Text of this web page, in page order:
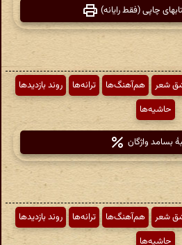
چاپی (فقط رایانه)
شعر هم‌آهنگ‌ها ترانه‌ها
روند بازدیدها
حاشیه‌ها
بسامد واژگان
شعر هم‌آهنگ‌ها ترانه‌ها
روند بازدیدها
حاشیه‌ها